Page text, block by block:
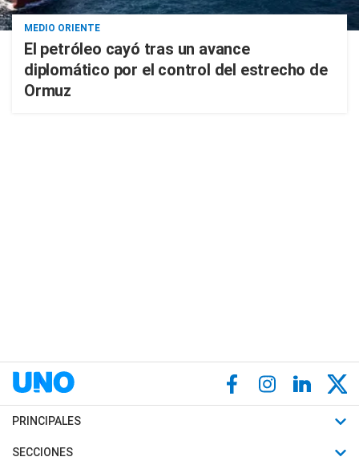
MEDIO ORIENTE
El petróleo cayó tras un avance
diplomático por el control del estrecho de
Ormuz
PRINCIPALES
Últimas Noticias
SECCIONES